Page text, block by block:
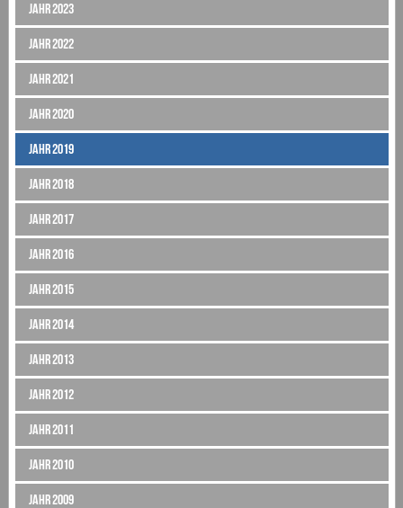
Jahr 2023
Jahr 2022
Jahr 2021
Jahr 2020
Jahr 2019
Jahr 2018
Jahr 2017
Jahr 2016
Jahr 2015
Jahr 2014
Jahr 2013
Jahr 2012
Jahr 2011
Jahr 2010
Jahr 2009